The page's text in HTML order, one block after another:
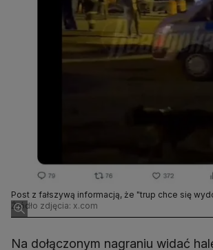
Post z fałszywą informacją, że "trup chce się
Źródło zdjęcia: x.com
Na dołączonym nagraniu widać